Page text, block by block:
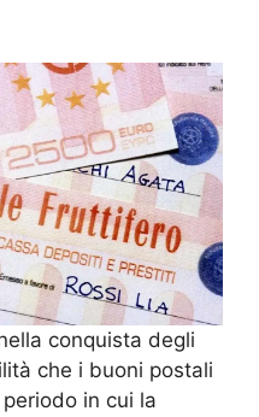
conquista degli
che i buoni postali
in cui la